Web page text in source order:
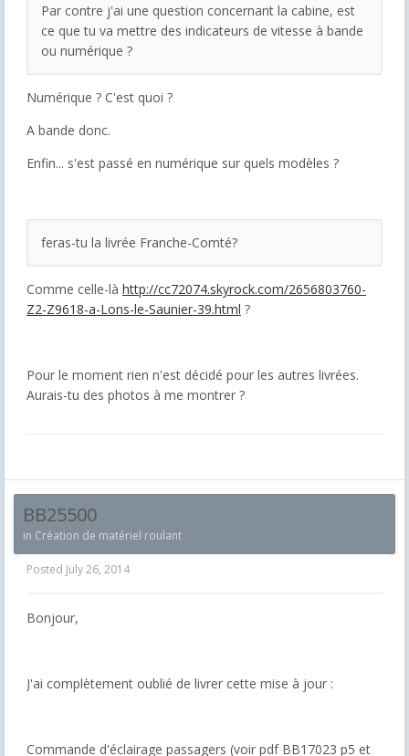
Par contre j'ai une question concernant la cabine, est
ce que tu va mettre des indicateurs de vitesse à bande
ou numérique ?
Numérique ? C'est quoi ?
A bande donc.
Enfin... s'est passé en numérique sur quels modèles ?
feras-tu la livrée Franche-Comté?
Comme celle-là http://cc72074.skyrock.com/2656803760-
Z2-Z9618-a-Lons-le-Saunier-39.html ?
Pour le moment rien n'est décidé pour les autres livrées.
Aurais-tu des photos à me montrer ?
BB25500
in Création de matériel roulant
Posted July 26, 2014
Bonjour,
J'ai complètement oublié de livrer cette mise à jour :
Commande d'éclairage passagers (voir pdf BB17023 p5 et